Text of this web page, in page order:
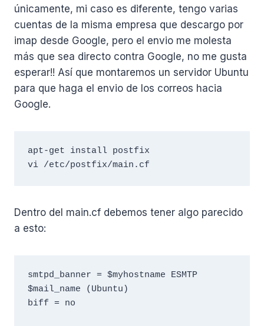
únicamente, mi caso es diferente, tengo varias
cuentas de la misma empresa que descargo por
imap desde Google, pero el envio me molesta
más que sea directo contra Google, no me gusta
esperar!! Así que montaremos un servidor Ubuntu
para que haga el envio de los correos hacia
Google.
apt-get install postfix
vi /etc/postfix/main.cf
Dentro del main.cf debemos tener algo parecido
a esto:
smtpd_banner = $myhostname ESMTP
$mail_name (Ubuntu)
biff = no